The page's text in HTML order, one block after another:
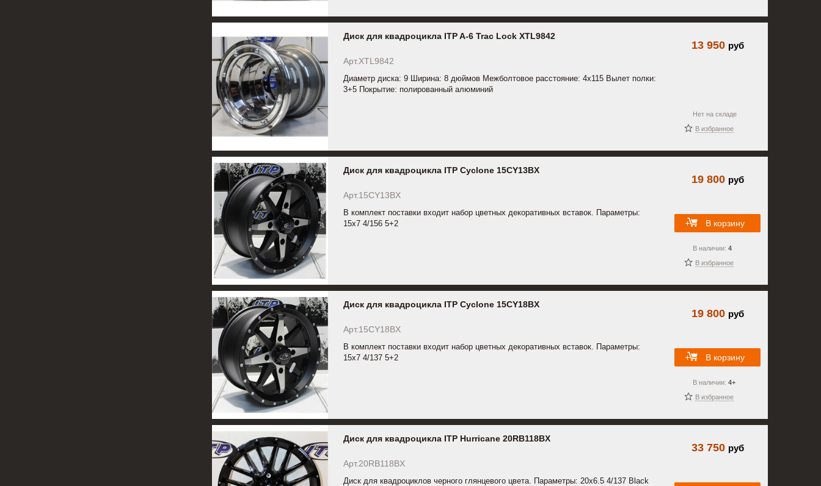
Диск для квадроцикла ITP A-6 Trac Lock XTL9842
Арт.XTL9842
Диаметр диска: 9 Ширина: 8 дюймов Межболтовое расстояние: 4x115 Вылет полки:
3+5 Покрытие: полированный алюминий
13 950 руб
В избранное
Нет на складе
Диск для квадроцикла ITP Cyclone 15CY13BX
Арт.15CY13BX
В комплект поставки входит набор цветных декоративных вставок. Параметры:
15x7 4/156 5+2
19 800 руб
В избранное
В наличии: 4
В корзину
Диск для квадроцикла ITP Cyclone 15CY18BX
Арт.15CY18BX
В комплект поставки входит набор цветных декоративных вставок. Параметры:
15x7 4/137 5+2
19 800 руб
В избранное
В наличии: 4+
В корзину
Диск для квадроцикла ITP Hurricane 20RB118BX
Арт.20RB118BX
Диск для квадроциклов черного глянцевого цвета. Параметры: 20x6.5 4/137 Black
33 750 руб